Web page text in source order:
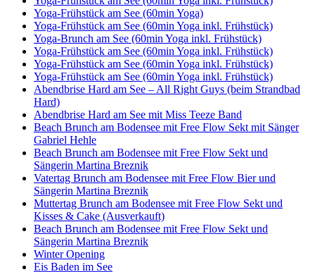
Yoga-Frühstück am See (60min Yoga)
Yoga-Frühstück am See (60min Yoga inkl. Frühstück)
Yoga-Brunch am See (60min Yoga inkl. Frühstück)
Yoga-Frühstück am See (60min Yoga inkl. Frühstück)
Yoga-Frühstück am See (60min Yoga inkl. Frühstück)
Yoga-Frühstück am See (60min Yoga inkl. Frühstück)
Abendbrise Hard am See – All Right Guys (beim Strandbad
Hard)
Abendbrise Hard am See mit Miss Teeze Band
Beach Brunch am Bodensee mit Free Flow Sekt mit Sänger
Gabriel Hehle
Beach Brunch am Bodensee mit Free Flow Sekt und
Sängerin Martina Breznik
Vatertag Brunch am Bodensee mit Free Flow Bier und
Sängerin Martina Breznik
Muttertag Brunch am Bodensee mit Free Flow Sekt und
Kisses & Cake (Ausverkauft)
Beach Brunch am Bodensee mit Free Flow Sekt und
Sängerin Martina Breznik
Winter Opening
Eis Baden im See